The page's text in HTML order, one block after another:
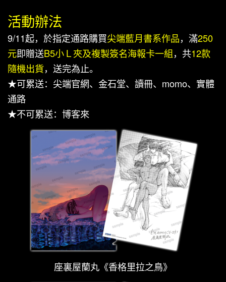
活動辦法
9/11起，於指定通路購買尖端藍月書系作品，滿250
元即贈送B5小Ｌ夾及複製簽名海報卡一組，共12款
隨機出貨，送完為止。
★可累送：尖端官網、金石堂、讀冊、momo、實體
通路
★不可累送：博客來
座裏屋蘭丸《香格里拉之鳥》